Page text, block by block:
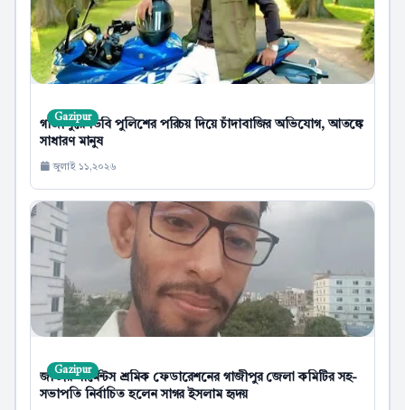
Gazipur
গাজীপুরে ডিবি পুলিশের পরিচয় দিয়ে চাঁদাবাজির অভিযোগ, আতঙ্কে
সাধারণ মানুষ
জুলাই ১১,২০২৬
Gazipur
জাতীয় গার্মেন্টস শ্রমিক ফেডারেশনের গাজীপুর জেলা কমিটির সহ-
সভাপতি নির্বাচিত হলেন সাগর ইসলাম হৃদয়